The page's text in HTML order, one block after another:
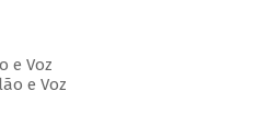
e Voz
e Voz